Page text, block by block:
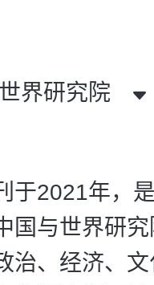
界研究院
于2021年，
国与世界研
治、经济、